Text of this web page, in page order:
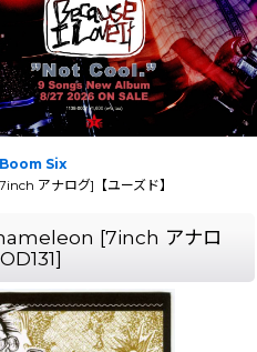
Six
アナログ]【ユーズド】
[7inch アナロ
]